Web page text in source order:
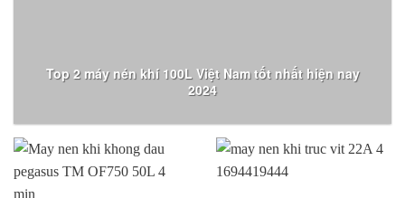
Top 2 máy nén khí 100L Việt Nam tốt nhất hiện nay
2024